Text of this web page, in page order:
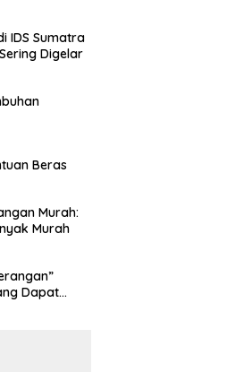
IDS Sumatra
Digelar
Beras
Murah:
Murah
Dapat